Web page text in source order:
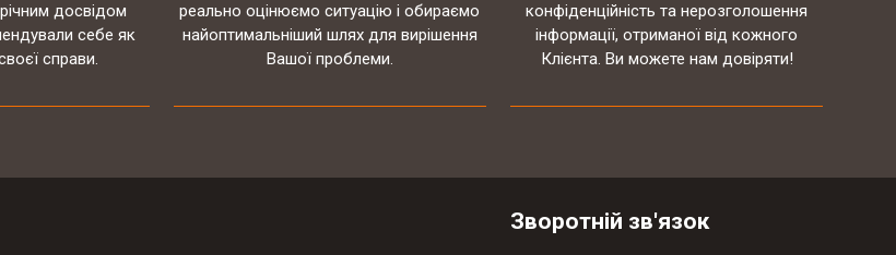
19-20 березня відбувались національні
судові змагання з медіа права
досвідом
себе як
справи.
реально оцінюємо ситуацію і обираємо
найоптимальніший шлях для вирішення
Вашої проблеми.
конфіденційність та нерозголошення
інформації, отриманої від кожного
Клієнта. Ви можете нам довіряти!
Зворотній зв'язок